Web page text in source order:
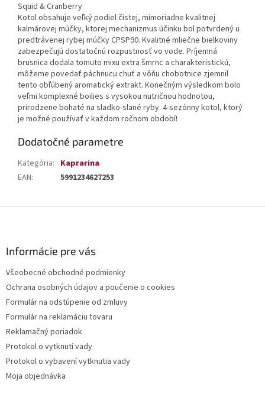
Squid & Cranberry
Kotol obsahuje veľký podiel čistej, mimoriadne kvalitnej
kalmárovej múčky, ktorej mechanizmus účinku bol potvrdený u
predtrávenej rybej múčky CPSP90. Kvalitné mliečne bielkoviny
zabezpečujú dostatočnú rozpustnosť vo vode. Príjemná
brusnica dodala tomuto mixu extra šmrnc a charakteristickú,
môžeme povedať páchnucu chuť a vôňu chobotnice zjemnil
tento obľúbený aromatický extrakt. Konečným výsledkom bolo
veľmi komplexné boilies s vysokou nutričnou hodnotou,
prirodzene bohaté na sladko-slané ryby. 4-sezónny kotol, ktorý
je možné používať v každom ročnom období!
Dodatočné parametre
Kategória: Kaprarina
EAN: 5991234627253
Informácie pre vás
Všeobecné obchodné podmienky
Ochrana osobných údajov a poučenie o cookies
Formulár na odstúpenie od zmluvy
Formulár na reklamáciu tovaru
Reklamačný poriadok
Protokol o vytknutí vady
Protokol o vybavení vytknutia vady
Moja objednávka